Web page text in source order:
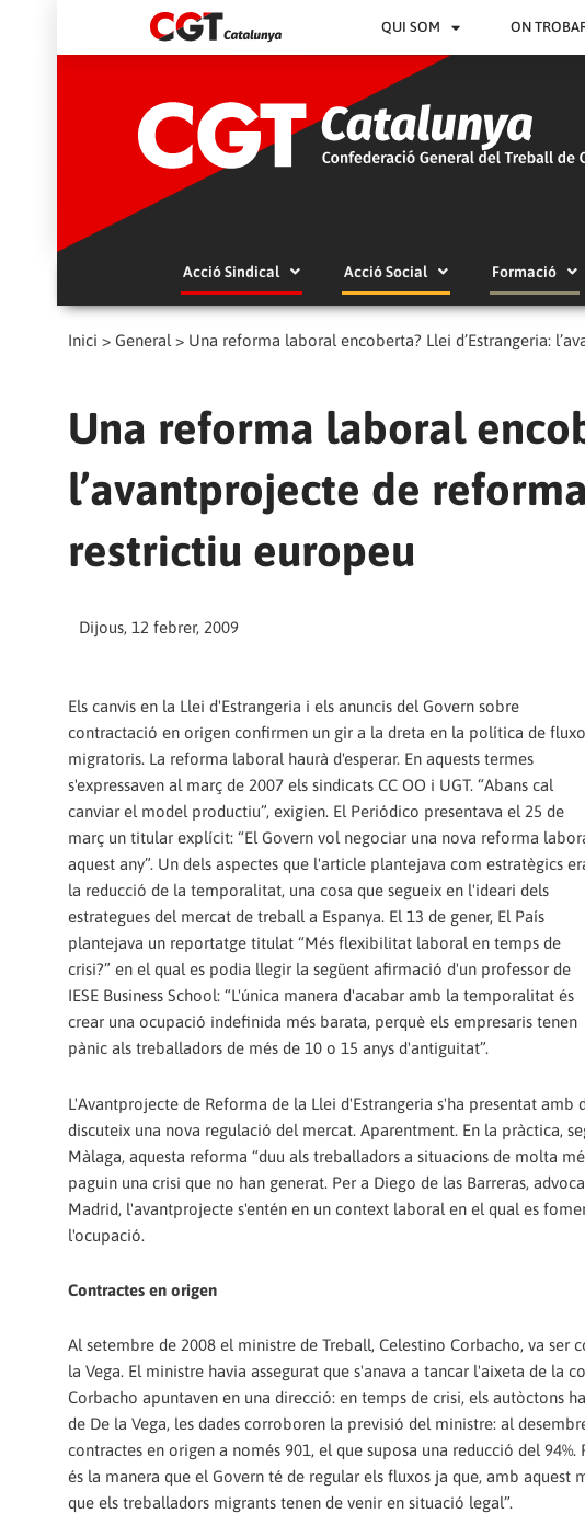
QUI SOM ON
Acció Sindical Acció Social Formació
Inici > General > Una reforma laboral encoberta? Llei d’Estrangeria:
Una reforma laboral
l’avantprojecte de
restrictiu europeu
Dijous, 12 febrer, 2009
Els canvis en la Llei d'Estrangeria i els anuncis del Govern sobre
contractació en origen confirmen un gir a la dreta en la política de
migratoris. La reforma laboral haurà d'esperar. En aquests termes
s'expressaven al març de 2007 els sindicats CC OO i UGT. “Abans cal
canviar el model productiu”, exigien. El Periódico presentava el 25 de
març un titular explícit: “El Govern vol negociar una nova reforma
aquest any”. Un dels aspectes que l'article plantejava com estratègics
la reducció de la temporalitat, una cosa que segueix en l'ideari dels
estrategues del mercat de treball a Espanya. El 13 de gener, El País
plantejava un reportatge titulat “Més flexibilitat laboral en temps de
crisi?” en el qual es podia llegir la següent afirmació d'un professor de
IESE Business School: “L'única manera d'acabar amb la temporalitat és
crear una ocupació indefinida més barata, perquè els empresaris tenen
pànic als treballadors de més de 10 o 15 anys d'antiguitat”.
L'Avantprojecte de Reforma de la Llei d'Estrangeria s'ha presentat
discuteix una nova regulació del mercat. Aparentment. En la pràctica,
Màlaga, aquesta reforma “duu als treballadors a situacions de molta
paguin una crisi que no han generat. Per a Diego de las Barreras,
Madrid, l'avantprojecte s'entén en un context laboral en el qual es
l'ocupació.
Contractes en origen
Al setembre de 2008 el ministre de Treball, Celestino Corbacho, va
la Vega. El ministre havia assegurat que s'anava a tancar l'aixeta de la
Corbacho apuntaven en una direcció: en temps de crisi, els autòctons
de De la Vega, les dades corroboren la previsió del ministre: al
contractes en origen a només 901, el que suposa una reducció del
és la manera que el Govern té de regular els fluxos ja que, amb
que els treballadors migrants tenen de venir en situació legal”.